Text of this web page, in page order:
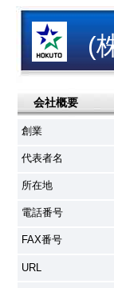
(
会社概要
創業
代表者名
所在地
電話番号
FAX番号
URL